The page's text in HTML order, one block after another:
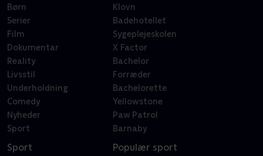
Børn
Serier
Film
Dokumentar
Reality
Livsstil
Underholdning
Comedy
Nyheder
Sport
Klovn
Badehotellet
Sygeplejeskolen
X Factor
Bachelor
Forræder
Bachelorette
Yellowstone
Paw Patrol
Barnaby
Sport Populær sport